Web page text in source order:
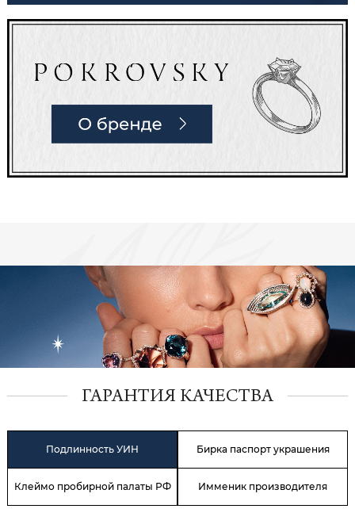
ГАРАНТИЯ КАЧЕСТВА
Подлинность УИН Бирка паспорт украшения
Клеймо пробирной палаты РФ Имменик производителя